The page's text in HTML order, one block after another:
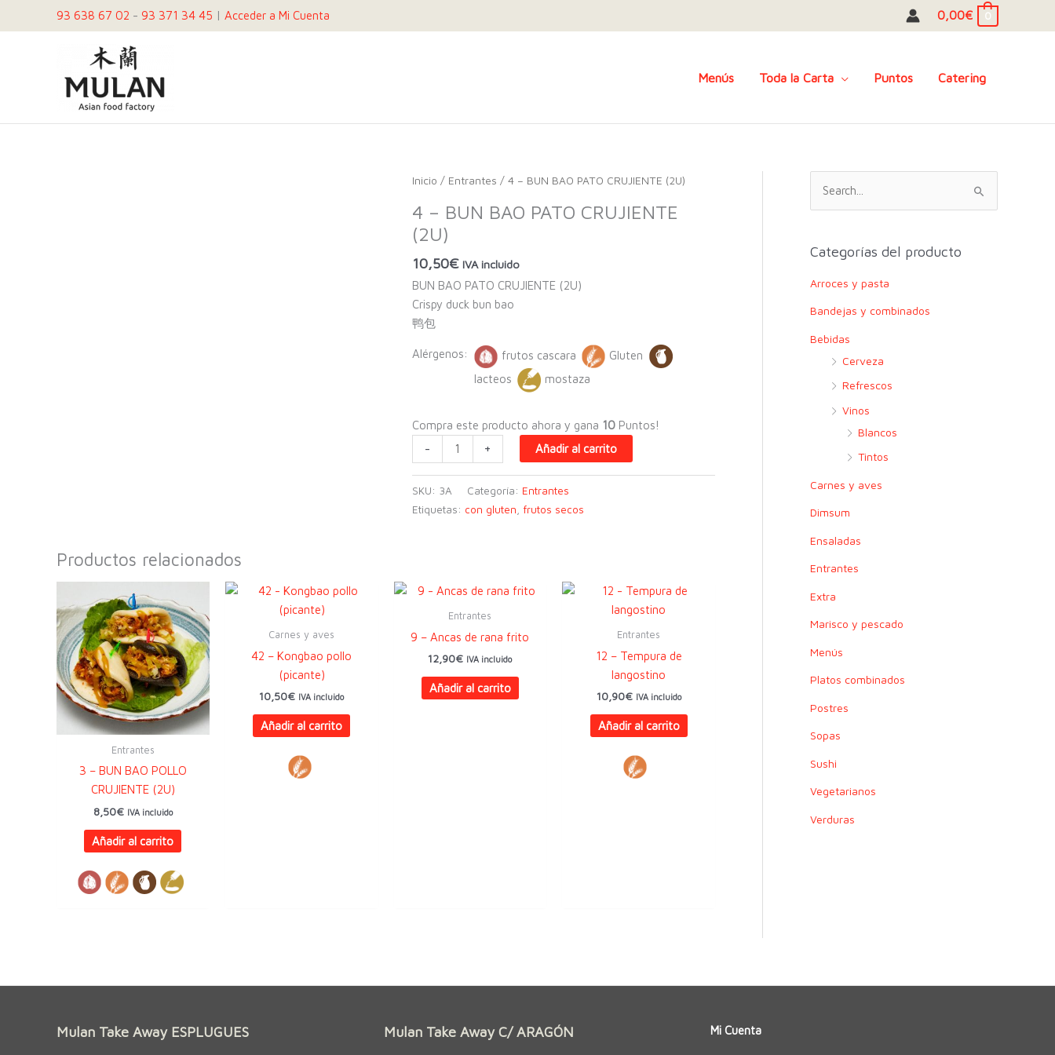
93 638 67 02 - 93 371 34 45 | Acceder a Mi Cuenta 0,00€ 0
Menús Toda la Carta Puntos Catering
Inicio / Entrantes / 4 – BUN BAO PATO CRUJIENTE (2U)
4 – BUN BAO PATO CRUJIENTE
(2U)
10,50€ IVA incluido
BUN BAO PATO CRUJIENTE (2U)
Crispy duck bun bao
鸭包
Alérgenos: frutos cascara
Gluten
lacteos
mostaza
Compra este producto ahora y gana 10 Puntos!
-
-
PATO
+ Añadir al carrito
SKU: 3A Categoría: Entrantes
Etiquetas: con gluten ,frutos secos
Productos relacionados
Entrantes
3 – BUN BAO POLLO
CRUJIENTE (2U)
8,50€ IVA incluido
Añadir al carrito
Carnes y aves
42 – Kongbao pollo
(picante)
10,50€ IVA incluido
Añadir al carrito
Entrantes
9 – Ancas de rana frito
12,90€ IVA incluido
Añadir al carrito
Entrantes
12 – Tempura de
langostino
10,90€ IVA incluido
Añadir al carrito
c
r
p
o
Categorías del producto
Arroces y pasta
Bandejas y combinados
Bebidas
Cerveza
Refrescos
Vinos
Blancos
Tintos
Carnes y aves
Dimsum
Ensaladas
Entrantes
Extra
Marisco y pescado
Menús
Platos combinados
Postres
Sopas
Sushi
Vegetarianos
Verduras
Mulan Take Away ESPLUGUES Mulan Take Away C/ ARAGÓN Mi Cuenta